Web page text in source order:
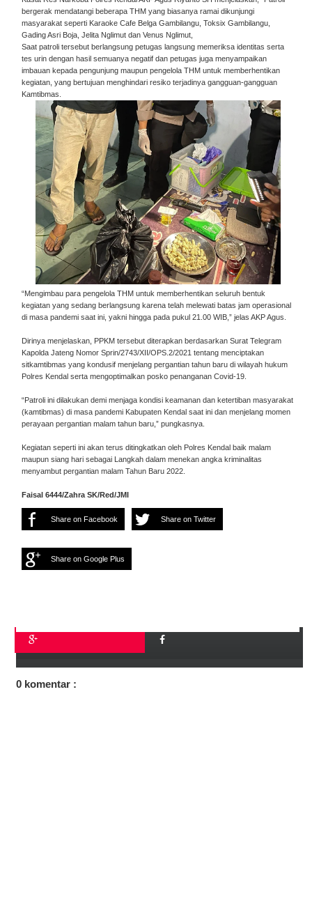
bergerak mendatangi beberapa THM yang biasanya ramai dikunjungi
masyarakat seperti Karaoke Cafe Belga Gambilangu, Toksix Gambilangu,
Gading Asri Boja, Jelita Nglimut dan Venus Nglimut,
Saat patroli tersebut berlangsung petugas langsung memeriksa identitas serta
tes urin dengan hasil semuanya negatif dan petugas juga menyampaikan
imbauan kepada pengunjung maupun pengelola THM untuk memberhentikan
kegiatan, yang bertujuan menghindari resiko terjadinya gangguan-gangguan
Kamtibmas.
“Mengimbau para pengelola THM untuk memberhentikan seluruh bentuk
kegiatan yang sedang berlangsung karena telah melewati batas jam operasional
di masa pandemi saat ini, yakni hingga pada pukul 21.00 WIB,” jelas AKP Agus.
Dirinya menjelaskan, PPKM tersebut diterapkan berdasarkan Surat Telegram
Kapolda Jateng Nomor Sprin/2743/XII/OPS.2/2021 tentang menciptakan
sitkamtibmas yang kondusif menjelang pergantian tahun baru di wilayah hukum
Polres Kendal serta mengoptimalkan posko penanganan Covid-19.
“Patroli ini dilakukan demi menjaga kondisi keamanan dan ketertiban masyarakat
(kamtibmas) di masa pandemi Kabupaten Kendal saat ini dan menjelang momen
perayaan pergantian malam tahun baru,” pungkasnya.
Kegiatan seperti ini akan terus ditingkatkan oleh Polres Kendal baik malam
maupun siang hari sebagai Langkah dalam menekan angka kriminalitas
menyambut pergantian malam Tahun Baru 2022.
Faisal 6444/Zahra SK/Red/JMI
Share on Facebook Share on Twitter
Share on Google Plus
0 komentar :